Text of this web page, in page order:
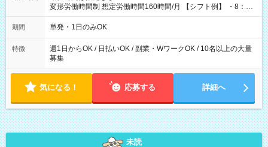
変形労働時間制 想定労働時間160時間/月 【シフト例】 ・8：00
～21：00
期間 単発・1日のみOK
特徴
週1日からOK / 日払いOK / 副業・WワークOK / 10名以上の大量
募集
気になる！ 応募する 詳細へ
未読